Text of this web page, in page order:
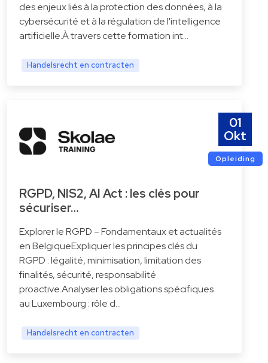
des enjeux liés à la protection des données, à la
cybersécurité et à la régulation de l'intelligence
artificielle.À travers cette formation int…
Handelsrecht en contracten
01
Okt
Opleiding
RGPD, NIS2, AI Act : les clés pour
sécuriser…
Explorer le RGPD – Fondamentaux et actualités
en BelgiqueExpliquer les principes clés du
RGPD : légalité, minimisation, limitation des
finalités, sécurité, responsabilité
proactive.Analyser les obligations spécifiques
au Luxembourg : rôle d…
Handelsrecht en contracten